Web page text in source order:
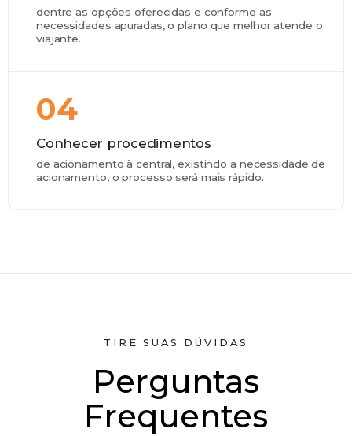
dentre as opções oferecidas e conforme as
necessidades apuradas, o plano que melhor atende o
viajante.
04
Conhecer procedimentos
de acionamento à central, existindo a necessidade de
acionamento, o processo será mais rápido.
TIRE SUAS DÚVIDAS
Perguntas
Frequentes